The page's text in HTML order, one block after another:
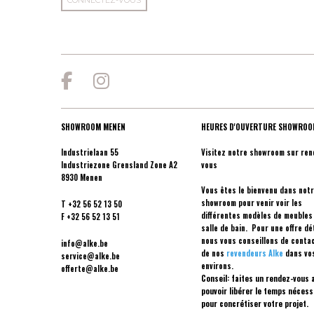
SHOWROOM MENEN
Industrielaan 55
Industriezone Grensland Zone A2
8930 Menen
T +32 56 52 13 50
F +32 56 52 13 51
info@alke.be
service@alke.be
offerte@alke.be
HEURES D'OUVERTURE
Visitez notre showroom sur
vous
Vous êtes le bienvenu dans
showroom pour venir voir les
différentes modèles de meubles
salle de bain. Pour une offre
nous vous conseillons de
de nos revendeurs Alke dans
environs.
Conseil: faites un rendez-vous
pouvoir libérer le temps
pour concrétiser votre projet.